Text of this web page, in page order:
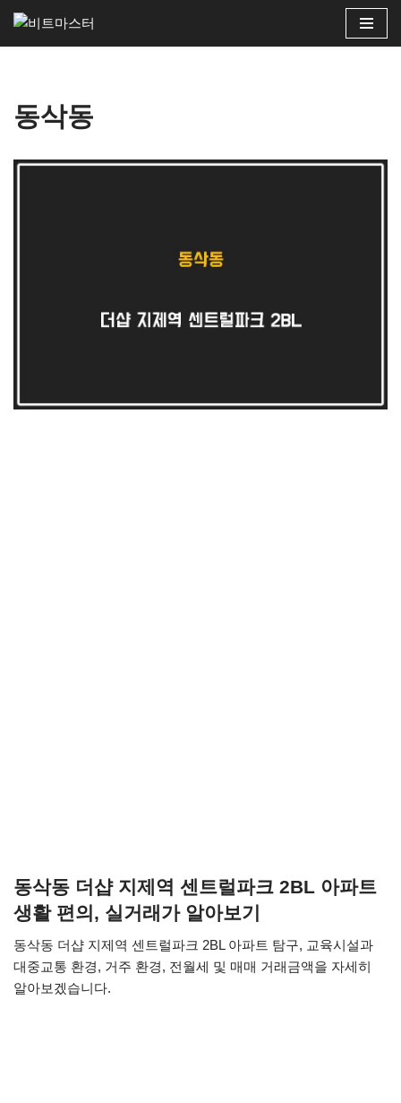
콘
로
건
동삭동
동삭동 더샵 지제역 센트럴파크 2BL 아파트
생활 편의, 실거래가 알아보기
동삭동 더샵 지제역 센트럴파크 2BL 아파트 탐구, 교육시설과
대중교통 환경, 거주 환경, 전월세 및 매매 거래금액을 자세히
알아보겠습니다.